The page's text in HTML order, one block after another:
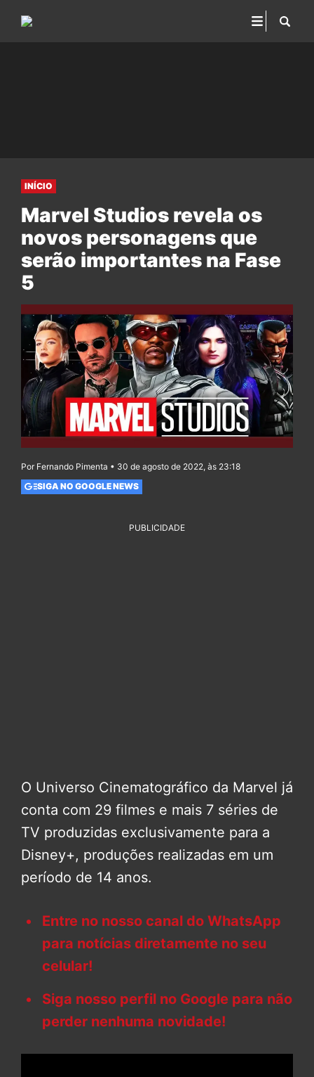
INÍCIO
Marvel Studios revela os
novos personagens que
serão importantes na Fase
5
Por Fernando Pimenta • 30 de agosto de 2022, às 23:18
SIGA NO GOOGLE NEWS
PUBLICIDADE
O Universo Cinematográfico da Marvel já
conta com 29 filmes e mais 7 séries de
TV produzidas exclusivamente para a
Disney+, produções realizadas em um
período de 14 anos.
Entre no nosso canal do WhatsApp
para notícias diretamente no seu
celular!
Siga nosso perfil no Google para não
perder nenhuma novidade!